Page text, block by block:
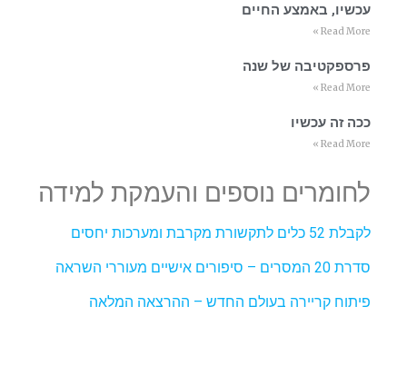
עכשיו, באמצע החיים
Read More »
פרספקטיבה של שנה
Read More »
ככה זה עכשיו
Read More »
לחומרים נוספים והעמקת למידה
לקבלת 52 כלים לתקשורת מקרבת ומערכות יחסים
סדרת 20 המסרים – סיפורים אישיים מעוררי השראה
פיתוח קריירה בעולם החדש – ההרצאה המלאה